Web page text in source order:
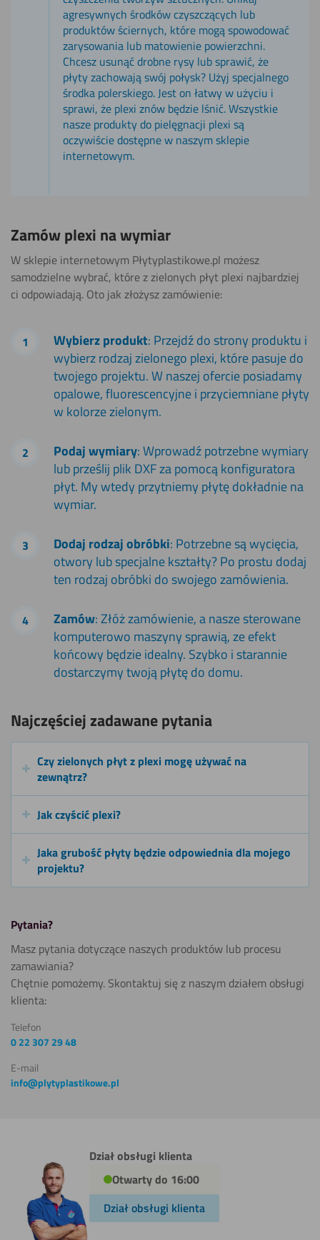
agresywnych środków czyszczących lub
produktów ściernych, które mogą spowodować
zarysowania lub matowienie powierzchni.
Chcesz usunąć drobne rysy lub sprawić, że
płyty zachowają swój połysk? Użyj specjalnego
środka polerskiego. Jest on łatwy w użyciu i
sprawi, że plexi znów będzie lśnić. Wszystkie
nasze produkty do pielęgnacji plexi są
oczywiście dostępne w naszym sklepie
internetowym.
Zamów plexi na wymiar
W sklepie internetowym Płytyplastikowe.pl możesz
samodzielne wybrać, które z zielonych płyt plexi najbardziej
ci odpowiadają. Oto jak złożysz zamówienie:
Wybierz produkt: Przejdź do strony produktu i
wybierz rodzaj zielonego plexi, które pasuje do
twojego projektu. W naszej ofercie posiadamy
opalowe, fluorescencyjne i przyciemniane płyty
w kolorze zielonym.
Podaj wymiary: Wprowadź potrzebne wymiary
lub prześlij plik DXF za pomocą konfiguratora
płyt. My wtedy przytniemy płytę dokładnie na
wymiar.
Dodaj rodzaj obróbki: Potrzebne są wycięcia,
otwory lub specjalne kształty? Po prostu dodaj
ten rodzaj obróbki do swojego zamówienia.
Zamów: Złóż zamówienie, a nasze sterowane
komputerowo maszyny sprawią, ze efekt
końcowy będzie idealny. Szybko i starannie
dostarczymy twoją płytę do domu.
Najczęściej zadawane pytania
Czy zielonych płyt z plexi mogę używać na
zewnątrz?
Jak czyścić plexi?
Jaka grubość płyty będzie odpowiednia dla mojego
projektu?
Pytania?
Masz pytania dotyczące naszych produktów lub procesu
zamawiania?
Chętnie pomożemy. Skontaktuj się z naszym działem obsługi
klienta:
Telefon
0 22 307 29 48
E-mail
info@plytyplastikowe.pl
Dział obsługi klienta
Otwarty do 16:00
Dział obsługi klienta